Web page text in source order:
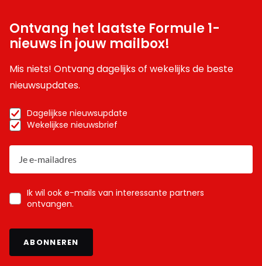
Ontvang het laatste Formule 1-
nieuws in jouw mailbox!
Mis niets! Ontvang dagelijks of wekelijks de beste
nieuwsupdates.
Dagelijkse nieuwsupdate
Wekelijkse nieuwsbrief
Ik wil ook e-mails van interessante partners
ontvangen.
ABONNEREN